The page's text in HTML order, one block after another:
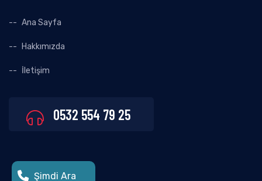
Ana Sayfa
Hakkımızda
İletişim
0532 554 79 25
Şimdi Ara